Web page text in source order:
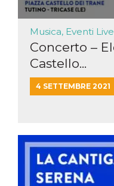
Musica, Eventi
Concerto –
Castello...
4 SETTEMBRE 2021